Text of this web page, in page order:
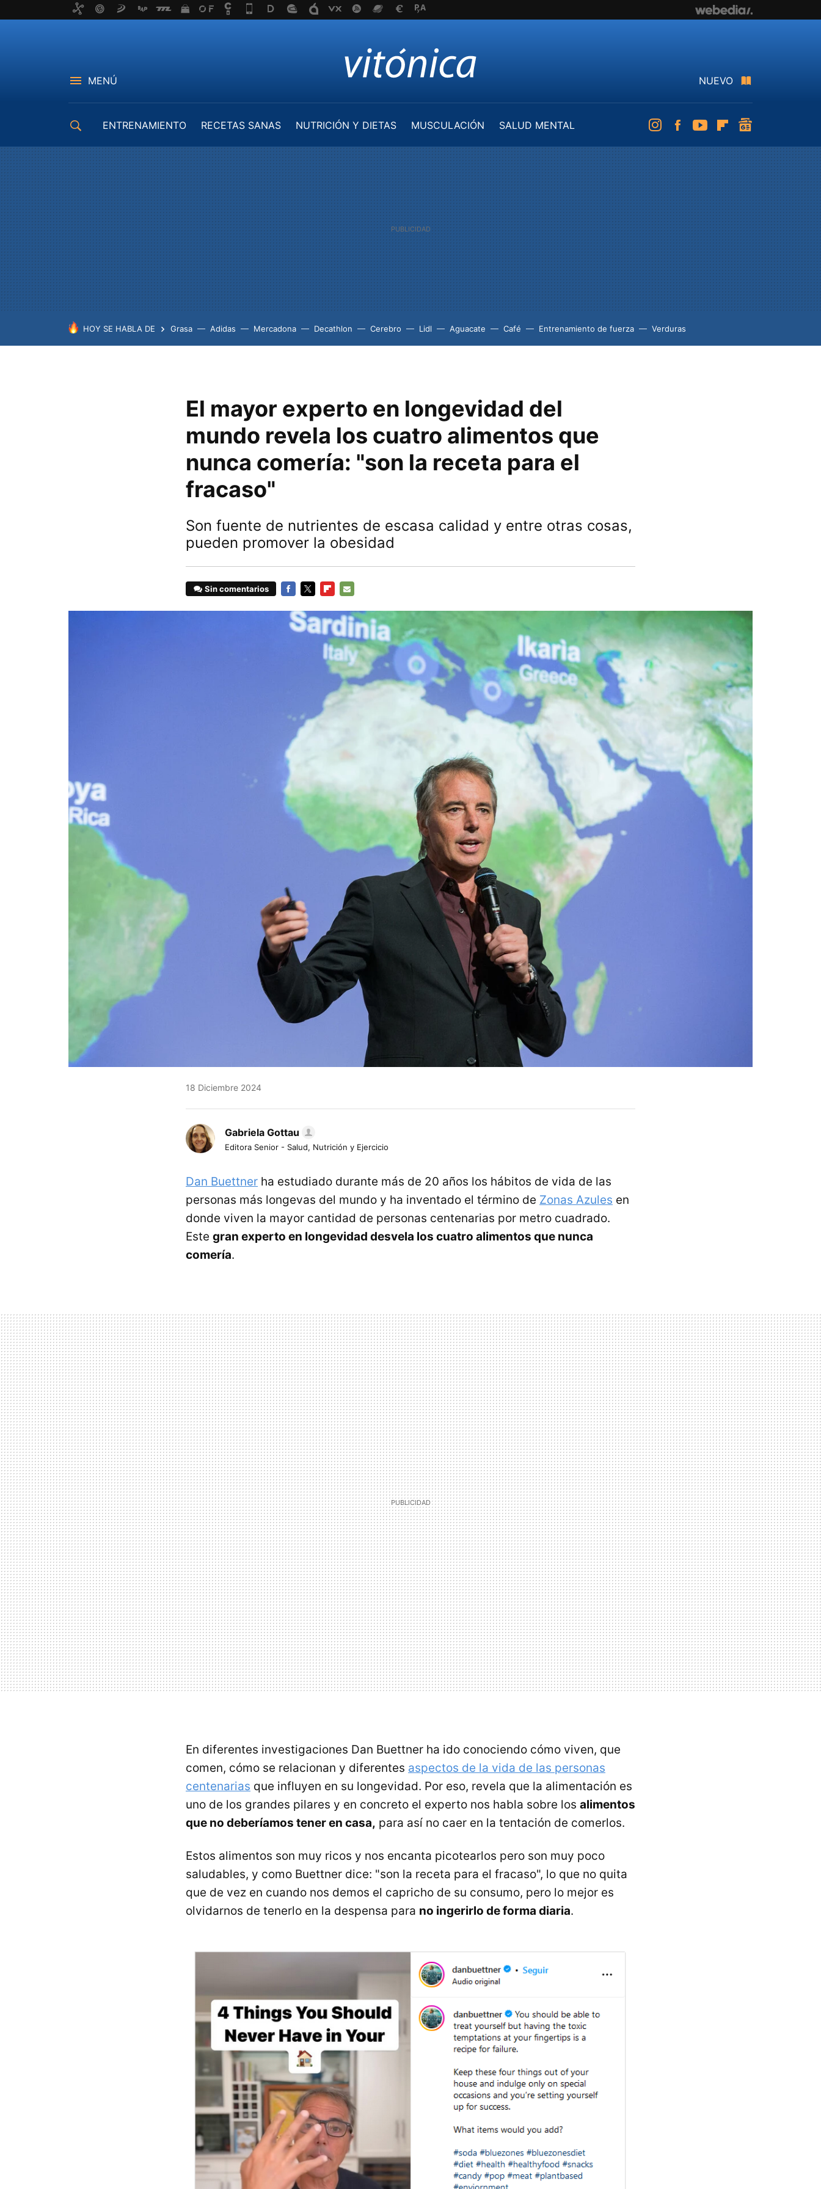
MENÚ NUEVO
ENTRENAMIENTO RECETAS SANAS NUTRICIÓN Y DIETAS MUSCULACIÓN
SALUD MENTAL
InstagramFacebookYoutubeFlipboard
HOY SE HABLA DE Grasa Adidas Mercadona Decathlon Cerebro Lidl Aguacate Café Entrenamiento de fuerza Verduras
El mayor experto en longevidad del
mundo revela los cuatro alimentos que
nunca comería: "son la receta para el
fracaso"
Son fuente de nutrientes de escasa calidad y entre otras cosas,
pueden promover la obesidad
Sin comentarios
MAIL
18 Diciembre 2024
Gabriela Gottau
Editora Senior - Salud, Nutrición y Ejercicio
Dan Buettner ha estudiado durante más de 20 años los hábitos de vida de las
personas más longevas del mundo y ha inventado el término de Zonas Azules en
donde viven la mayor cantidad de personas centenarias por metro cuadrado.
Este gran experto en longevidad desvela los cuatro alimentos que nunca
comería.
En diferentes investigaciones Dan Buettner ha ido conociendo cómo viven, que
comen, cómo se relacionan y diferentes aspectos de la vida de las personas
centenarias que influyen en su longevidad. Por eso, revela que la alimentación es
uno de los grandes pilares y en concreto el experto nos habla sobre los alimentos
que no deberíamos tener en casa, para así no caer en la tentación de comerlos.
Estos alimentos son muy ricos y nos encanta picotearlos pero son muy poco
saludables, y como Buettner dice: "son la receta para el fracaso", lo que no quita
que de vez en cuando nos demos el capricho de su consumo, pero lo mejor es
olvidarnos de tenerlo en la despensa para no ingerirlo de forma diaria.